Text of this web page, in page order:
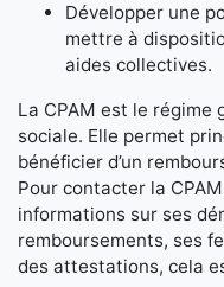
Développer une
mettre à
aides collectives.
La CPAM est le régime
sociale. Elle permet
bénéficier d’un
Pour contacter la
informations sur ses
remboursements, ses
des attestations, cela